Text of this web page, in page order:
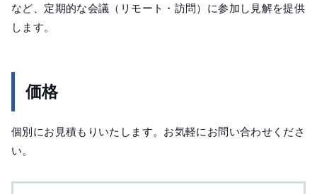
など、定期的な会議（リモート・訪問）に参加し見解を提供
します。
価格
個別にお見積もりいたします。お気軽にお問い合わせくださ
い。